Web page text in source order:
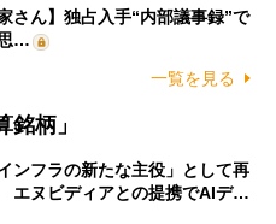
さん】独占入手“内部議事録”で
…
一覧を見る
柄」
ンフラの新たな主役」として再
エヌビディアとの提携でAIデ…